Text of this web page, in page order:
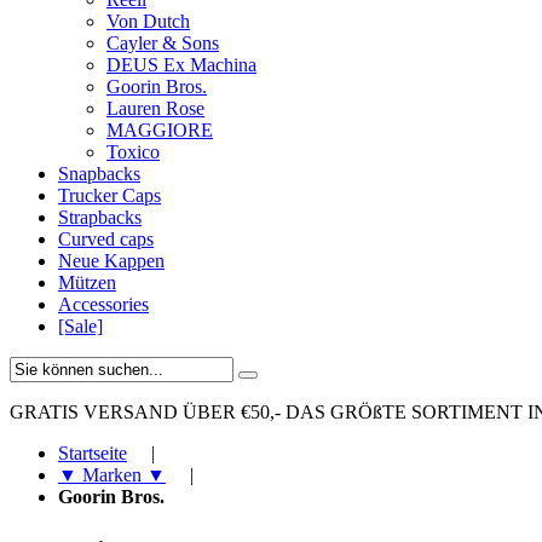
Von Dutch
Cayler & Sons
DEUS Ex Machina
Goorin Bros.
Lauren Rose
MAGGIORE
Toxico
Snapbacks
Trucker Caps
Strapbacks
Curved caps
Neue Kappen
Mützen
Accessories
[Sale]
GRATIS VERSAND ÜBER €50,- DAS GRÖßTE SORTIMENT
Startseite
|
▼ Marken ▼
|
Goorin Bros.